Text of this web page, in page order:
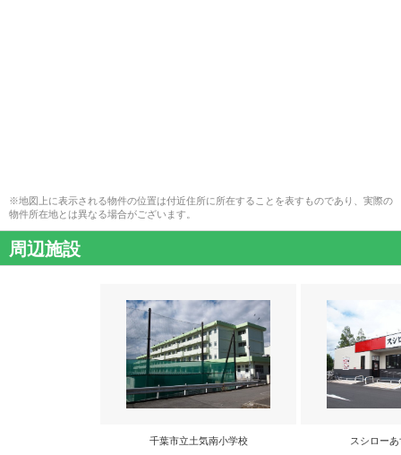
※地図上に表示される物件の位置は付近住所に所在することを表すものであり、実際の
物件所在地とは異なる場合がございます。
周辺施設
千葉市立土気南小学校 スシロー